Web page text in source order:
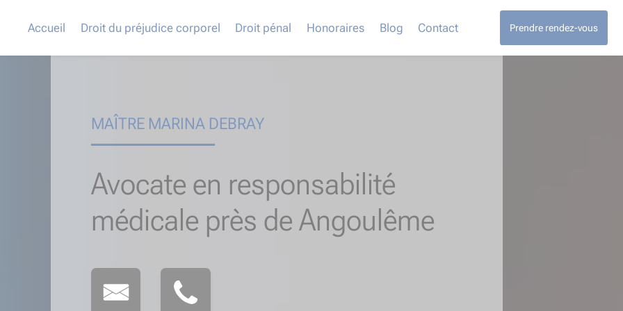
Accueil Droit du préjudice corporel Droit pénal Honoraires Blog Contact Prendre rendez-vous
MAÎTRE MARINA DEBRAY
Avocate en responsabilité
médicale près de Angoulême​